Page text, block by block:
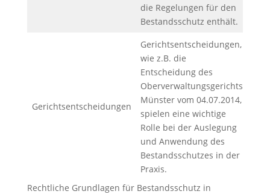
die Regelungen für den
Bestandsschutz enthält.
Gerichtsentscheidungen
Gerichtsentscheidungen,
wie z.B. die
Entscheidung des
Oberverwaltungsgerichts
Münster vom 04.07.2014,
spielen eine wichtige
Rolle bei der Auslegung
und Anwendung des
Bestandsschutzes in der
Praxis.
Rechtliche Grundlagen für Bestandsschutz in